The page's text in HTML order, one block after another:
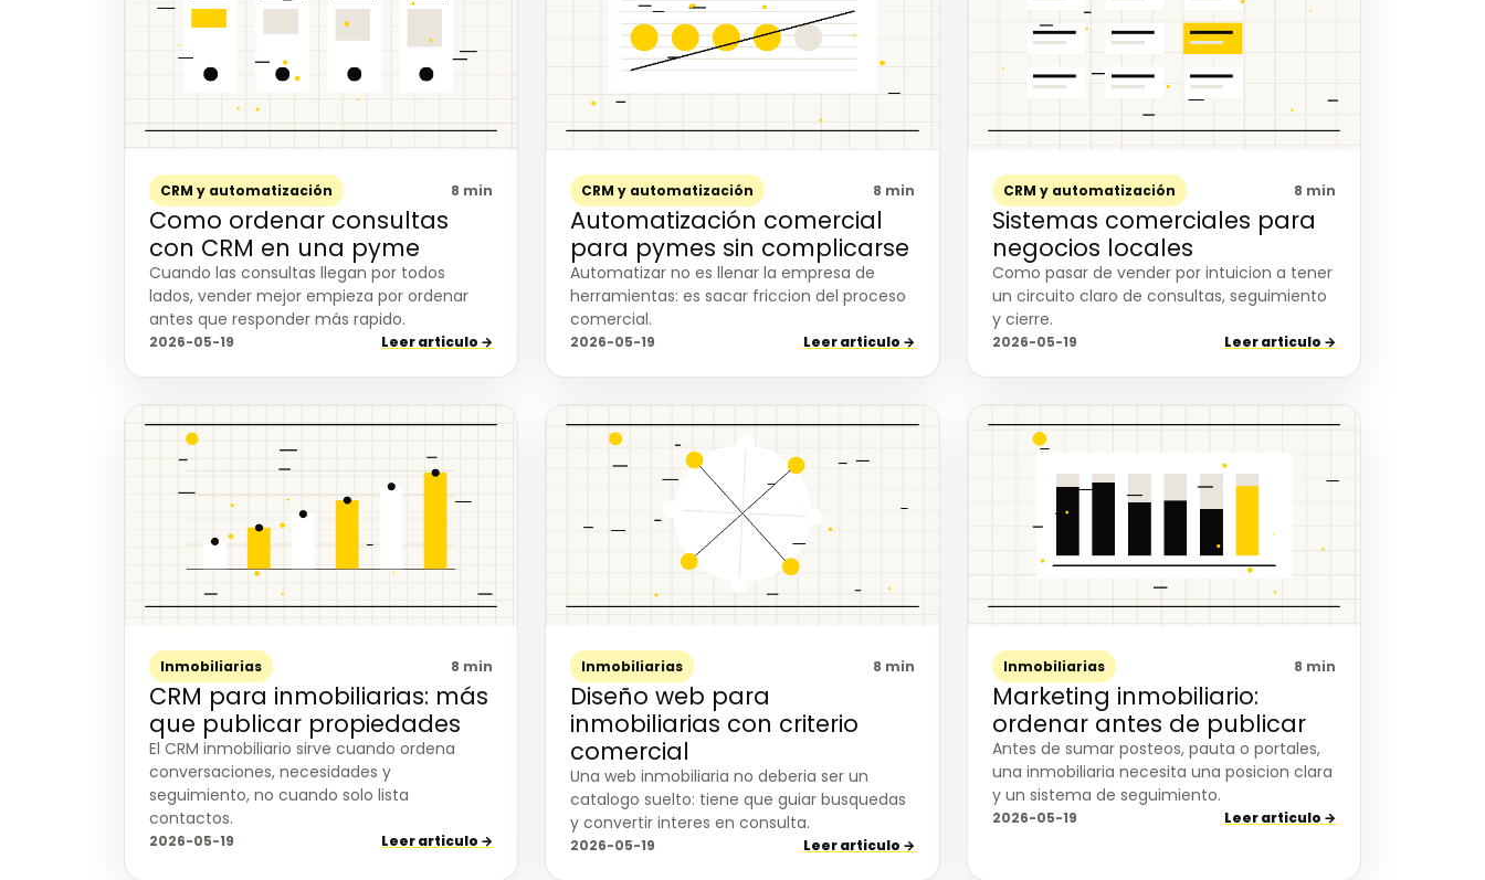
CRM y automatización 8 min
Como ordenar consultas
con CRM en una pyme
Cuando las consultas llegan por todos
lados, vender mejor empieza por ordenar
antes que responder más rapido.
2026-05-19 Leer articulo →
CRM y automatización 8 min
Automatización comercial
para pymes sin complicarse
Automatizar no es llenar la empresa de
herramientas: es sacar friccion del proceso
comercial.
2026-05-19 Leer articulo →
CRM y automatización 8 min
Sistemas comerciales para
negocios locales
Como pasar de vender por intuicion a tener
un circuito claro de consultas, seguimiento
y cierre.
2026-05-19 Leer articulo →
Inmobiliarias 8 min
CRM para inmobiliarias: más
que publicar propiedades
El CRM inmobiliario sirve cuando ordena
conversaciones, necesidades y
seguimiento, no cuando solo lista
contactos.
2026-05-19 Leer articulo →
Inmobiliarias 8 min
Diseño web para
inmobiliarias con criterio
comercial
Una web inmobiliaria no deberia ser un
catalogo suelto: tiene que guiar busquedas
y convertir interes en consulta.
2026-05-19 Leer articulo →
Inmobiliarias 8 min
Marketing inmobiliario:
ordenar antes de publicar
Antes de sumar posteos, pauta o portales,
una inmobiliaria necesita una posicion clara
y un sistema de seguimiento.
2026-05-19 Leer articulo →